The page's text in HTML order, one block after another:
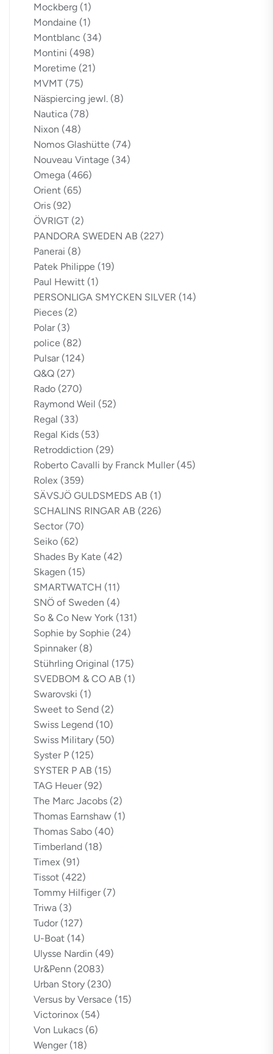
Mockberg (1)
Mondaine (1)
Montblanc (34)
Montini (498)
Moretime (21)
MVMT (75)
Näspiercing jewl. (8)
Nautica (78)
Nixon (48)
Nomos Glashütte (74)
Nouveau Vintage (34)
Omega (466)
Orient (65)
Oris (92)
ÖVRIGT (2)
PANDORA SWEDEN AB (227)
Panerai (8)
Patek Philippe (19)
Paul Hewitt (1)
PERSONLIGA SMYCKEN SILVER (14)
Pieces (2)
Polar (3)
police (82)
Pulsar (124)
Q&Q (27)
Rado (270)
Raymond Weil (52)
Regal (33)
Regal Kids (53)
Retroddiction (29)
Roberto Cavalli by Franck Muller (45)
Rolex (359)
SÄVSJÖ GULDSMEDS AB (1)
SCHALINS RINGAR AB (226)
Sector (70)
Seiko (62)
Shades By Kate (42)
Skagen (15)
SMARTWATCH (11)
SNÖ of Sweden (4)
So & Co New York (131)
Sophie by Sophie (24)
Spinnaker (8)
Stührling Original (175)
SVEDBOM & CO AB (1)
Swarovski (1)
Sweet to Send (2)
Swiss Legend (10)
Swiss Military (50)
Syster P (125)
SYSTER P AB (15)
TAG Heuer (92)
The Marc Jacobs (2)
Thomas Earnshaw (1)
Thomas Sabo (40)
Timberland (18)
Timex (91)
Tissot (422)
Tommy Hilfiger (7)
Triwa (3)
Tudor (127)
U-Boat (14)
Ulysse Nardin (49)
Ur&Penn (2083)
Urban Story (230)
Versus by Versace (15)
Victorinox (54)
Von Lukacs (6)
Wenger (18)